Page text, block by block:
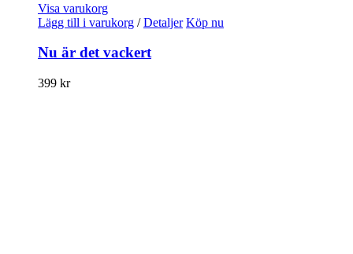
Visa varukorg
Lägg till i varukorg / Detaljer Köp nu
Nu är det vackert
399 kr